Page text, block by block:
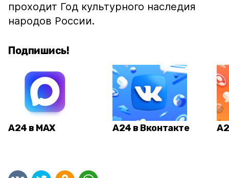
проходит Год культурного наследия
народов России.
Подпишись!
А24 в MAX А24 в Вконтакте